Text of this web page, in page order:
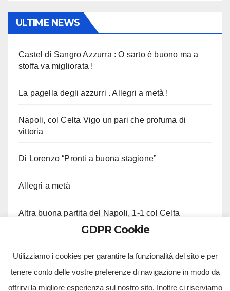
ULTIME NEWS
Castel di Sangro Azzurra : O sarto è buono ma a
stoffa va migliorata !
La pagella degli azzurri . Allegri a metà !
Napoli, col Celta Vigo un pari che profuma di
vittoria
Di Lorenzo “Pronti a buona stagione”
Allegri a metà
Altra buona partita del Napoli, 1-1 col Celta
GDPR Cookie
Utilizziamo i cookies per garantire la funzionalità del sito e per
tenere conto delle vostre preferenze di navigazione in modo da
offrirvi la migliore esperienza sul nostro sito. Inoltre ci riserviamo